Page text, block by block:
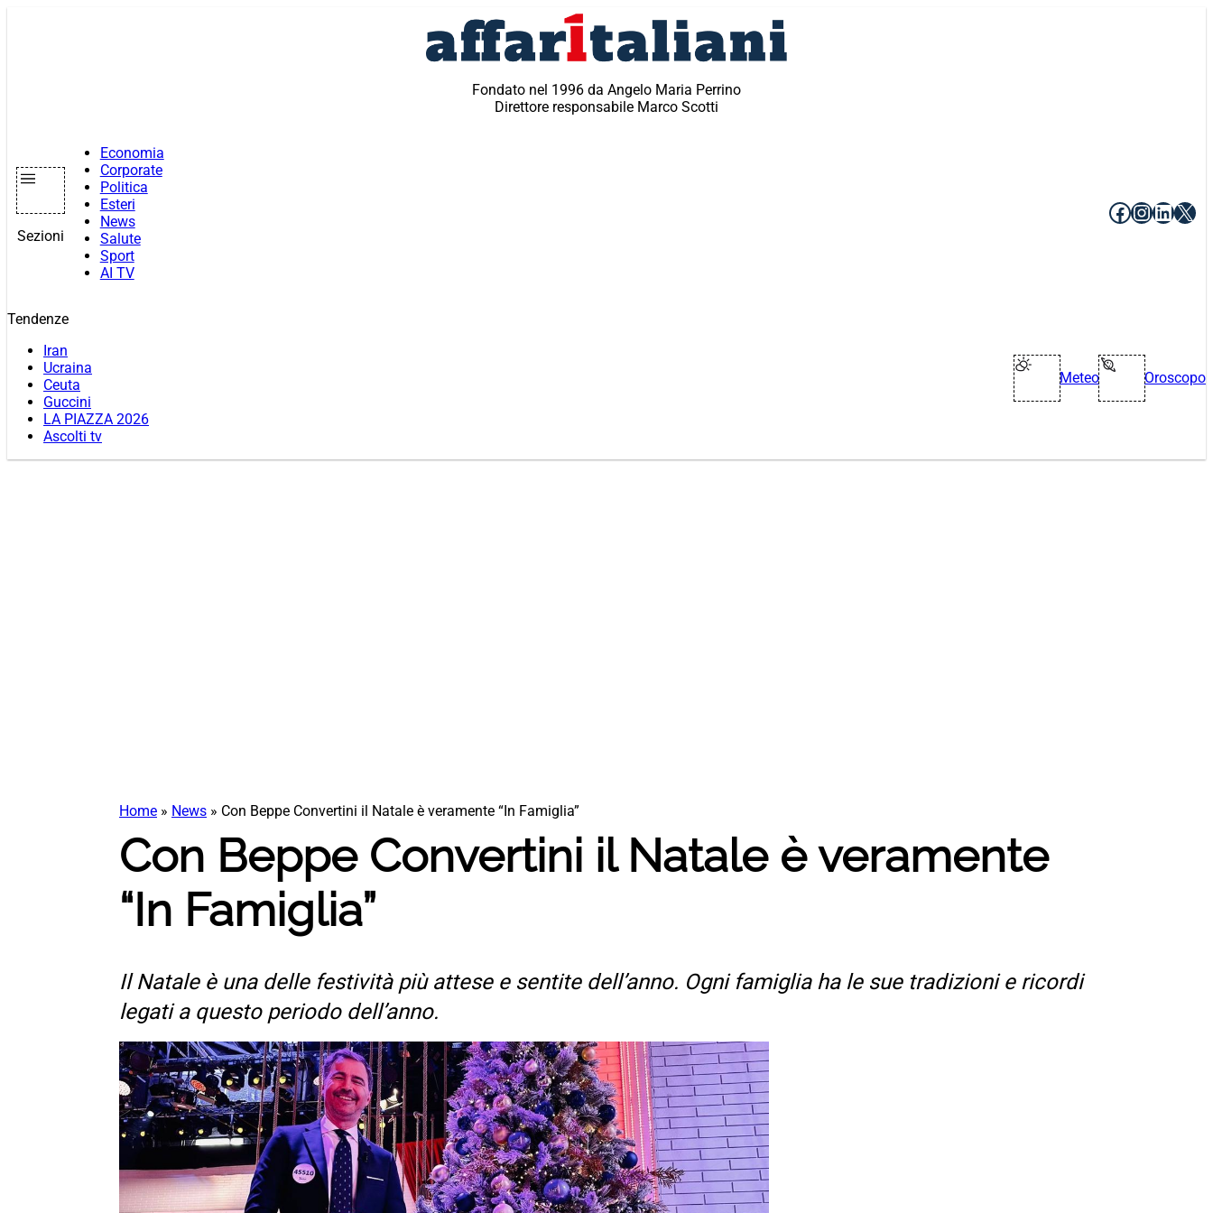
Fondato nel 1996 da Angelo Maria Perrino
Direttore responsabile Marco Scotti
Sezioni
Economia
Corporate
Politica
Esteri
News
Salute
Sport
AI TV
Facebook
X
Tendenze
Iran
Ucraina
Ceuta
Guccini
LA PIAZZA 2026
Ascolti tv
Meteo Oroscopo
Home » News » Con Beppe Convertini il Natale è veramente “In Famiglia”
Con Beppe Convertini il Natale è veramente
“In Famiglia”
Il Natale è una delle festività più attese e sentite dell’anno. Ogni famiglia ha le sue tradizioni e ricordi
legati a questo periodo dell’anno.